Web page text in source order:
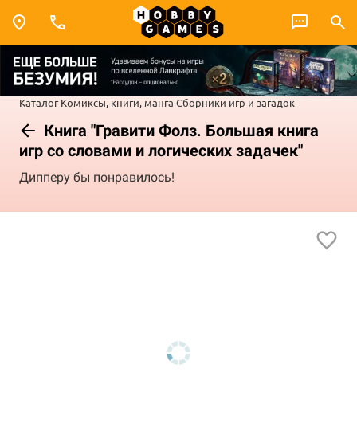
Каталог Комиксы, книги, манга Сборники игр и загадок
Книга "Гравити Фолз. Большая книга
игр со словами и логических задачек"
Дипперу бы понравилось!